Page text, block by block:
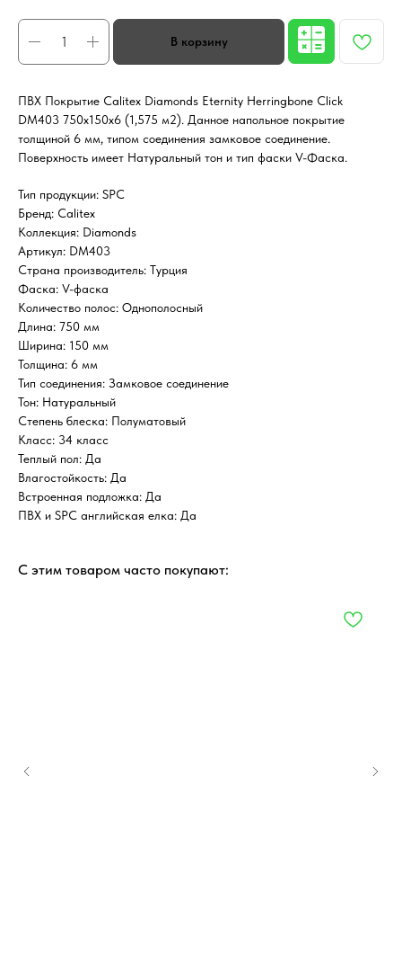
ПВХ Покрытие Calitex Diamonds Eternity Herringbone Click
DM403 750x150x6 (1,575 м2). Данное напольное покрытие
толщиной 6 мм, типом соединения замковое соединение.
Поверхность имеет Натуральный тон и тип фаски V-Фаска.
Тип продукции: SPC
Бренд: Calitex
Коллекция: Diamonds
Артикул: DM403
Страна производитель: Турция
Фаска: V-фаска
Количество полос: Однополосный
Длина: 750 мм
Ширина: 150 мм
Толщина: 6 мм
Тип соединения: Замковое соединение
Тон: Натуральный
Степень блеска: Полуматовый
Класс: 34 класс
Теплый пол: Да
Влагостойкость: Да
Встроенная подложка: Да
ПВХ и SPC английская елка: Да
С этим товаром часто покупают: